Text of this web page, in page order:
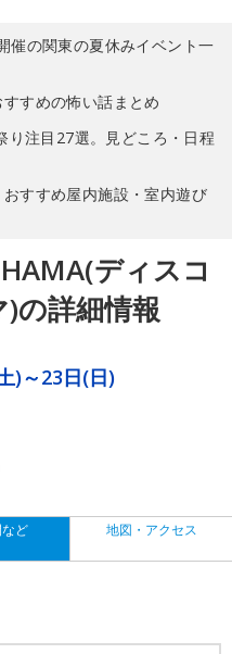
催の関東の夏休みイベント一
すすめの怖い話まとめ
り注目27選。見どころ・日程
すすめ屋内施設・室内遊び
ディスコ
の詳細情報
)～23日(日)
ど 地図・アクセス